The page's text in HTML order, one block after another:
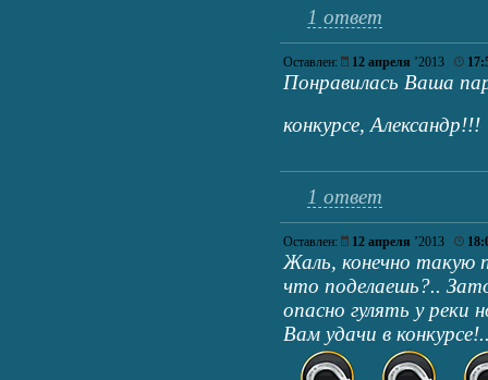
1 ответ
Оставлен: 12 апреля ’2013
Понравилась Ваша
конкурсе,
1 ответ
Оставлен: 12 апреля ’2013
Жаль, конечно такую
что поделаешь?..
опасно гулять у
Вам удачи в